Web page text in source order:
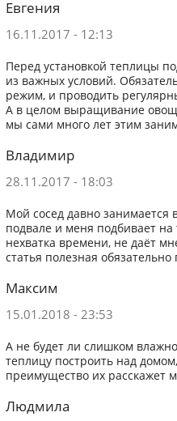
Евгения
16.11.2017 - 12:13
Перед установкой теплицы
из важных условий.
режим, и проводить
А в целом выращивание
мы сами много лет этим
Владимир
28.11.2017 - 18:03
Мой сосед давно
подвале и меня подбивает
нехватка времени, не даёт
статья полезная обязательно
Максим
15.01.2018 - 23:53
А не будет ли слишком
теплицу построить над
преимущество их расскажет
Людмила